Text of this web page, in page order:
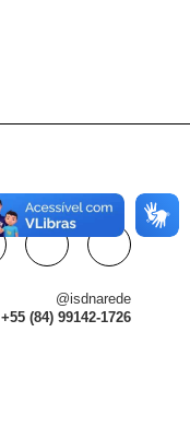
@isdnarede
+55 (84) 99142-1726